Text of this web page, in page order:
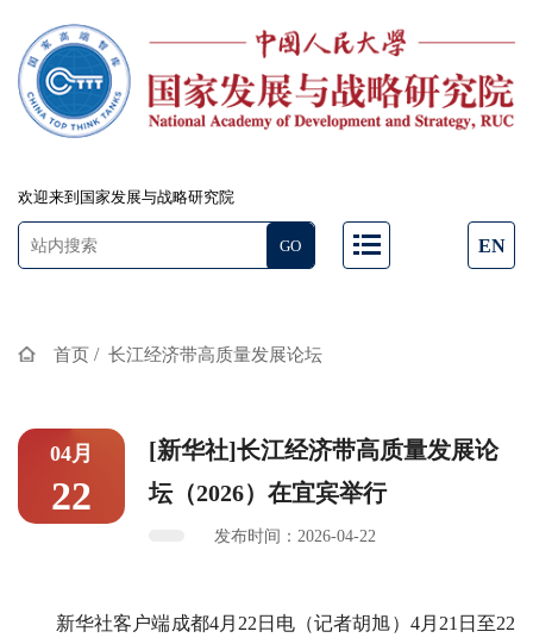
欢迎来到国家发展与战略研究院
EN
首页 / 长江经济带高质量发展论坛
04月
22
[新华社]长江经济带高质量发展论
坛（2026）在宜宾举行
发布时间：2026-04-22
新华社客户端成都4月22日电（记者胡旭）4月21日至22